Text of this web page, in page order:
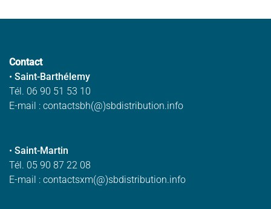
Contact
• Saint-Barthélemy
Tél. 06 90 51 53 10
E-mail : contactsbh(@)sbdistribution.info
• Saint-Martin
Tél. 05 90 87 22 08
E-mail : contactsxm(@)sbdistribution.info